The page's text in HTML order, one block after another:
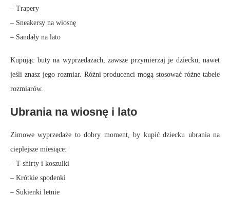
– Trapery
– Sneakersy na wiosnę
– Sandały na lato
Kupując buty na wyprzedażach, zawsze przymierzaj je dziecku, nawet
jeśli znasz jego rozmiar. Różni producenci mogą stosować różne tabele
rozmiarów.
Ubrania na wiosnę i lato
Zimowe wyprzedaże to dobry moment, by kupić dziecku ubrania na
cieplejsze miesiące:
– T-shirty i koszulki
– Krótkie spodenki
– Sukienki letnie